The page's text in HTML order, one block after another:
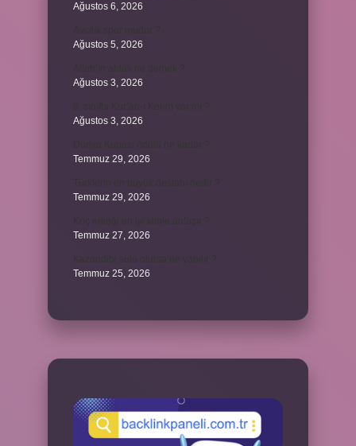
Ağustos 6, 2026
Ağustos 5, 2026
Ağustos 3, 2026
Ağustos 3, 2026
Temmuz 29, 2026
Temmuz 29, 2026
Temmuz 27, 2026
Temmuz 25, 2026